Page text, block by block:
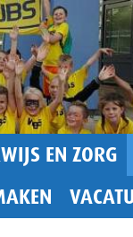
EN ZORG